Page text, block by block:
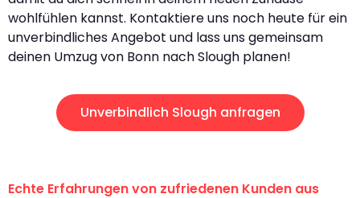
wohlfühlen kannst. Kontaktiere uns noch heute für ein
unverbindliches Angebot und lass uns gemeinsam
deinen Umzug von Bonn nach Slough planen!
Unverbindlich Slough anfragen
Echte Erfahrungen von zufriedenen Kunden aus